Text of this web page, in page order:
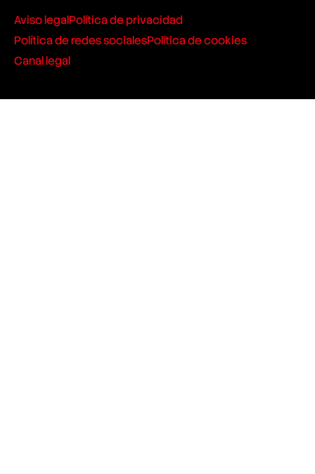
Aviso legalPolítica de privacidad
Política de redes socialesPolítica de cookies
Canal legal